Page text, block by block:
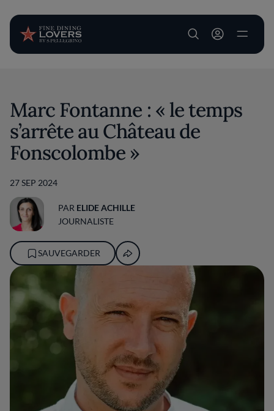
User account
Marc Fontanne : « le temps
s’arrête au Château de
Fonscolombe »
27 SEP 2024
PAR ELIDE ACHILLE
JOURNALISTE
SAUVEGARDER